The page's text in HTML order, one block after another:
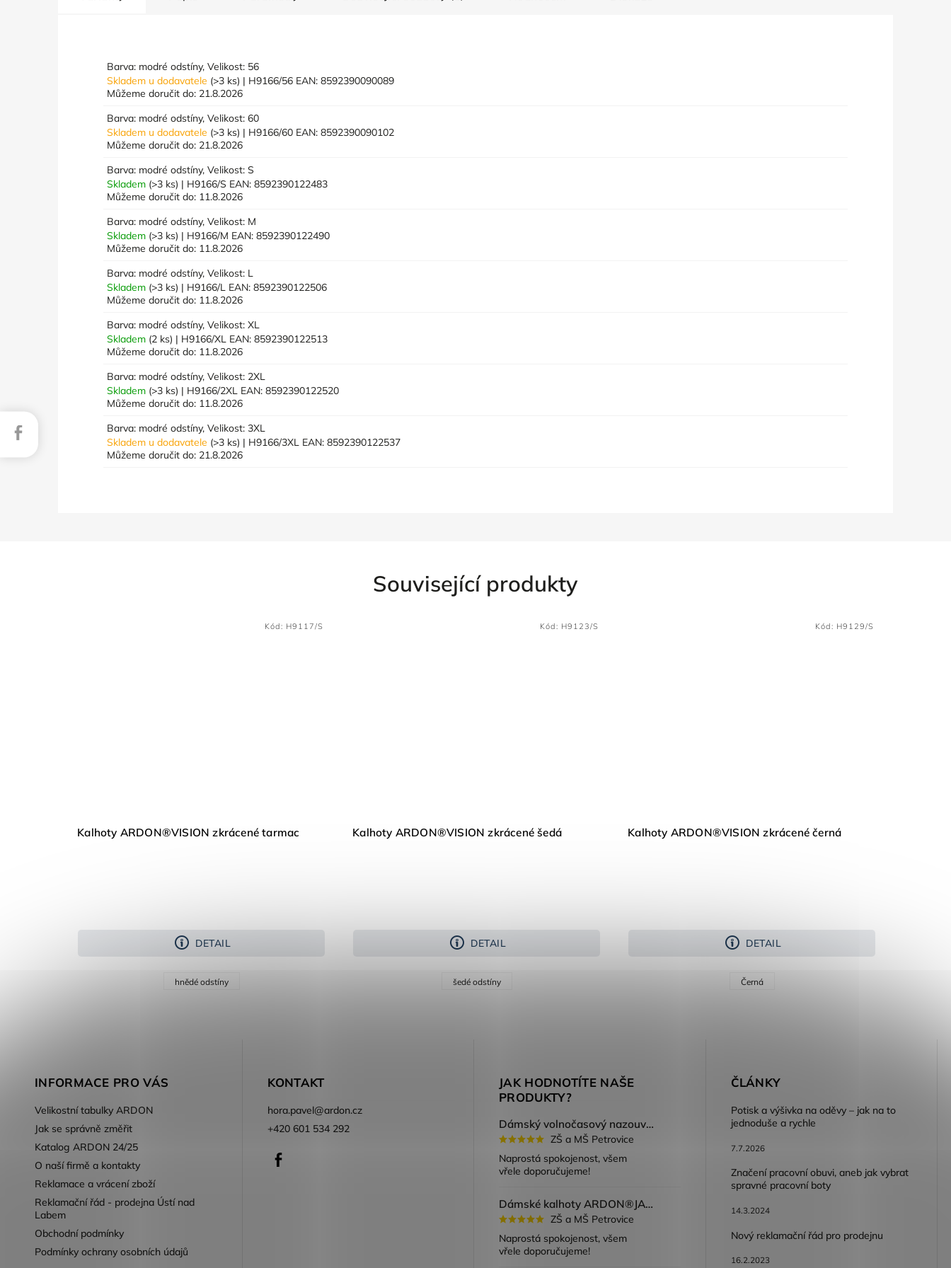
Barva: modré odstíny, Velikost: 56
Skladem u dodavatele (>3 ks) | H9166/56 EAN: 8592390090089
Můžeme doručit do: 21.8.2026
Barva: modré odstíny, Velikost: 60
Skladem u dodavatele (>3 ks) | H9166/60 EAN: 8592390090102
Můžeme doručit do: 21.8.2026
Barva: modré odstíny, Velikost: S
Skladem (>3 ks) | H9166/S EAN: 8592390122483
Můžeme doručit do: 11.8.2026
Barva: modré odstíny, Velikost: M
Skladem (>3 ks) | H9166/M EAN: 8592390122490
Můžeme doručit do: 11.8.2026
Barva: modré odstíny, Velikost: L
Skladem (>3 ks) | H9166/L EAN: 8592390122506
Můžeme doručit do: 11.8.2026
Barva: modré odstíny, Velikost: XL
Skladem (2 ks) | H9166/XL EAN: 8592390122513
Můžeme doručit do: 11.8.2026
Barva: modré odstíny, Velikost: 2XL
Skladem (>3 ks) | H9166/2XL EAN: 8592390122520
Můžeme doručit do: 11.8.2026
Barva: modré odstíny, Velikost: 3XL
Skladem u dodavatele (>3 ks) | H9166/3XL EAN: 8592390122537
Můžeme doručit do: 21.8.2026
Související produkty
Kalhoty ARDON®VISION zkrácené tarmac
DETAIL
hnědé odstíny
Kód: H9117/S
Kalhoty ARDON®VISION zkrácené šedá
DETAIL
šedé odstíny
Kód: H9123/S
Kalhoty ARDON®VISION zkrácené černá
DETAIL
Černá
Kód: H9129/S
INFORMACE PRO VÁS
Velikostní tabulky ARDON
Jak se správně změřit
Katalog ARDON 24/25
O naší firmě a kontakty
Reklamace a vrácení zboží
Reklamační řád - prodejna Ústí nad
Labem
Obchodní podmínky
Podmínky ochrany osobních údajů
KONTAKT
hora.pavel@ardon.cz
+420 601 534 292
JAK HODNOTÍTE NAŠE
PRODUKTY?
Dámský volnočasový nazouvák ARDON®JUNO - růžová
ZŠ a MŠ Petrovice
Naprostá spokojenost, všem
vřele doporučujeme!
Dámské kalhoty ARDON®JASVENA šedá
ZŠ a MŠ Petrovice
Naprostá spokojenost, všem
vřele doporučujeme!
ČLÁNKY
Potisk a výšivka na oděvy – jak na to
jednoduše a rychle
7.7.2026
Značení pracovní obuvi, aneb jak vybrat
spravné pracovní boty
14.3.2024
Nový reklamační řád pro prodejnu
16.2.2023